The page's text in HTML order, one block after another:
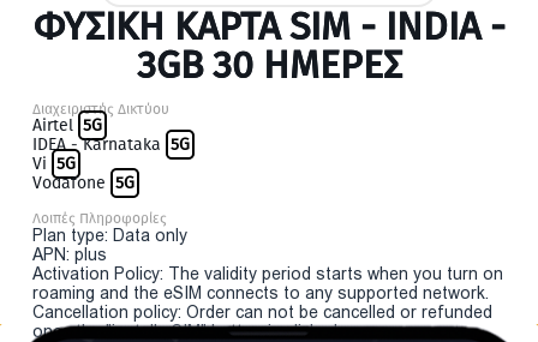
ΦΥΣΙΚΉ ΚΆΡΤΑ SIM - INDIA -
3GB 30 ΗΜΕΡΕΣ
Διαχειριστής Δικτύου
Airtel 5G
IDEA - Karnataka 5G
Vi 5G
Vodafone 5G
Λοιπές Πληροφορίες
Plan type: Data only
APN: plus
Activation Policy: The validity period starts when you turn on
roaming and the eSIM connects to any supported network.
Cancellation policy: Order can not be cancelled or refunded
once the "install eSIM" button is clicked.